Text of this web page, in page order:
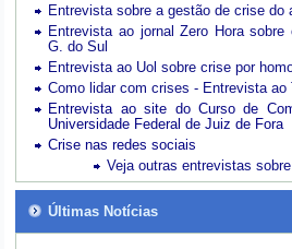
Entrevista sobre a gestão de crise do
Entrevista ao jornal Zero Hora
G. do Sul
Entrevista ao Uol sobre crise por
Como lidar com crises - Entrevista ao
Entrevista ao site do Curso de
Universidade Federal de Juiz de Fora
Crise nas redes sociais
Veja outras entrevistas
Últimas Notícias